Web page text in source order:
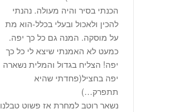
הכנתי בסיר והיה מעולה. נהנתי
להכין ולאכול ובעלי בכלל-הוא מת
על מוסקה. המנה גם כל כך יפה.
כמעט לא האמנתי שיצא לי כל כך
יפה! הצליח בגדול והמלית נשארה
יפה בחציל(פחדתי שהיא
תתפרק…)
נשאר רוטב למחרת אז פשוט טבלנו